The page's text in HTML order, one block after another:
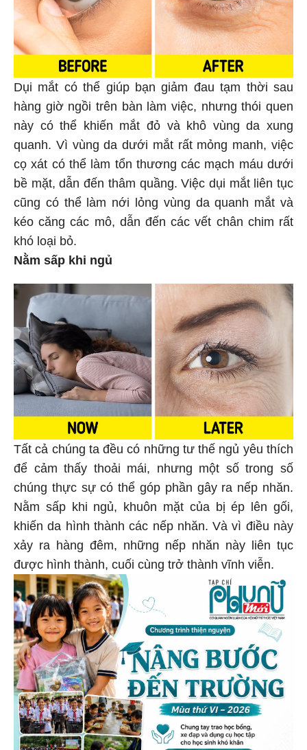
Dụi mắt có thể giúp bạn giảm đau tạm thời sau
hàng giờ ngồi trên bàn làm việc, nhưng thói quen
này có thể khiến mắt đỏ và khô vùng da xung
quanh. Vì vùng da dưới mắt rất mỏng manh, việc
cọ xát có thể làm tổn thương các mạch máu dưới
bề mặt, dẫn đến thâm quầng. Việc dụi mắt liên tục
cũng có thể làm nới lỏng vùng da quanh mắt và
kéo căng các mô, dẫn đến các vết chân chim rất
khó loại bỏ.
Nằm sấp khi ngủ
Tất cả chúng ta đều có những tư thế ngủ yêu thích
để cảm thấy thoải mái, nhưng một số trong số
chúng thực sự có thể góp phần gây ra nếp nhăn.
Nằm sấp khi ngủ, khuôn mặt của bị ép lên gối,
khiến da hình thành các nếp nhăn. Và vì điều này
xảy ra hàng đêm, những nếp nhăn này liên tục
được hình thành, cuối cùng trở thành vĩnh viễn.